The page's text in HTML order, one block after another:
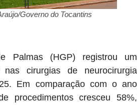
Governo do Tocantins
Palmas (HGP) registrou um
nas cirurgias de neurocirurgia
Em comparação com o ano
procedimentos cresceu 58%,